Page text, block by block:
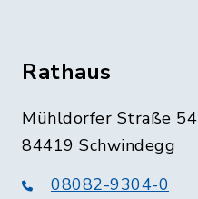
Rathaus
Mühldorfer Straße 54
84419 Schwindegg
08082-9304-0